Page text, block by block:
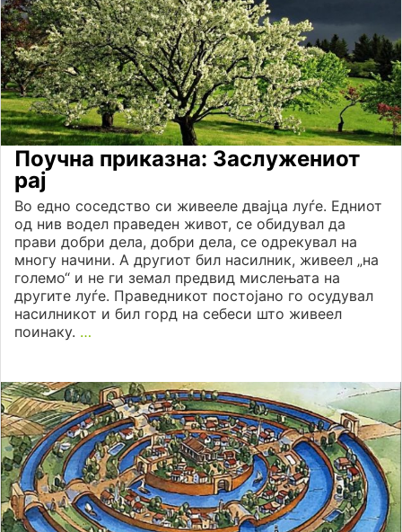
Поучна приказна: Заслужениот
рај
Во едно соседство си живееле двајца луѓе. Едниот
од нив водел праведен живот, се обидувал да
прави добри дела, добри дела, се одрекувал на
многу начини. А другиот бил насилник, живеел „на
големо“ и не ги земал предвид мислењата на
другите луѓе. Праведникот постојано го осудувал
насилникот и бил горд на себеси што живеел
поинаку. …